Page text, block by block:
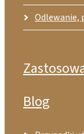
Odlewanie,
Blog